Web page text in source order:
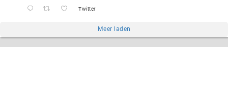
Twitter
Meer laden